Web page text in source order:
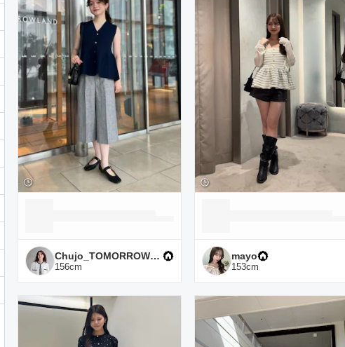
Chujo_TOMORROWLAND
156cm
mayo
153cm